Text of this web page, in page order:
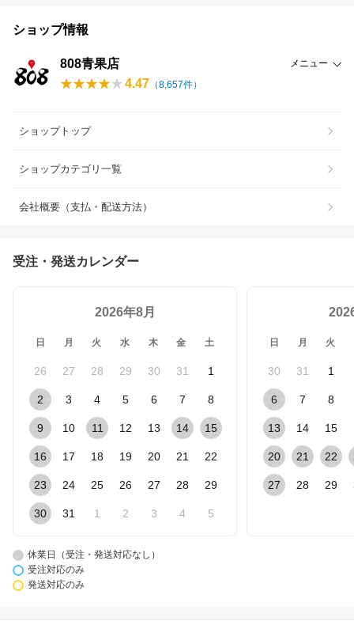
ショップ情報
808青果店 メニュー
4.47 （8,657件）
ショップトップ
ショップカテゴリ一覧
会社概要（支払・配送方法）
受注・発送カレンダー
2026年8月
日 月 火 水 木 金 土
26 27 28 29 30 31 1
2 3 4 5 6 7 8
9 10 11 12 13 14 15
16 17 18 19 20 21 22
23 24 25 26 27 28 29
30 31 1 2 3 4 5
日 月 火
30 31 1
6 7 8
13 14 15
20 21 22
27 28 29
休業日（受注・発送対応なし）
受注対応のみ
発送対応のみ